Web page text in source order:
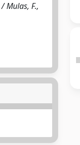
Mulas, F.,